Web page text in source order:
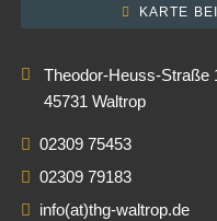
KARTE
Theodor-Heuss-Straße
45731 Waltrop
02309 75453
02309 79183
info(at)thg-waltrop.de